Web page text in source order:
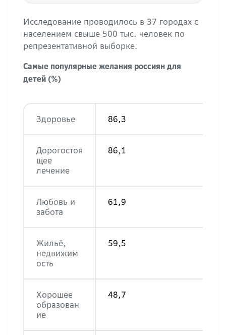
Исследование проводилось в 37 городах с
населением свыше 500 тыс. человек по
репрезентативной выборке.
Самые популярные желания россиян для
детей (%)
Здоровье 86,3
Дорогостоя
щее
лечение
86,1
Любовь и
забота
61,9
Жильё,
недвижим
ость
59,5
Хорошее
образован
ие
48,7